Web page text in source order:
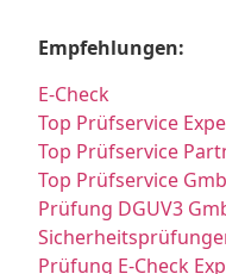
Empfehlungen:
E-Check
Top Prüfservice
Top Prüfservice
Top Prüfservice
Prüfung DGUV3
Prüfung E-Check